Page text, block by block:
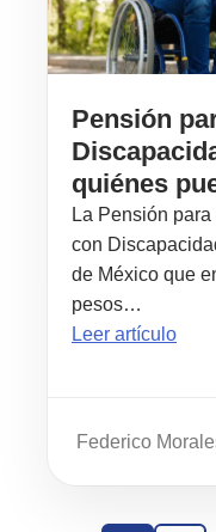
Pensión
quiénes
La Pensión
con
de México que
pesos…
Leer artículo
Federico